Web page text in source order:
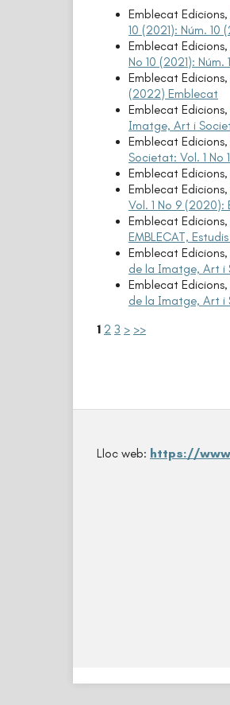
Emblecat Edicions,
10 (2021): Núm. 10
Emblecat Edicions,
No 10 (2021):
Emblecat Edicions,
(2022) Emblecat
Emblecat Edicions,
Imatge, Art i
Emblecat Edicions,
Societat: Vol. 1 No
Emblecat Edicions,
Emblecat Edicions,
Vol. 1 No 9 (2020):
Emblecat Edicions,
EMBLECAT,
Emblecat Edicions,
de la Imatge, Art i
Emblecat Edicions,
de la Imatge, Art i
1 2 3 > >>
Lloc web: https://